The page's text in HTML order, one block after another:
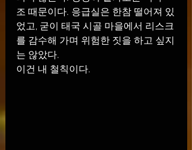
조 때문이다. 응급실은 한참 떨어져 있
었고, 굳이 태국 시골 마을에서 리스크
를 감수해 가며 위험한 짓을 하고 싶지
는 않았다.
이건 내 철칙이다.